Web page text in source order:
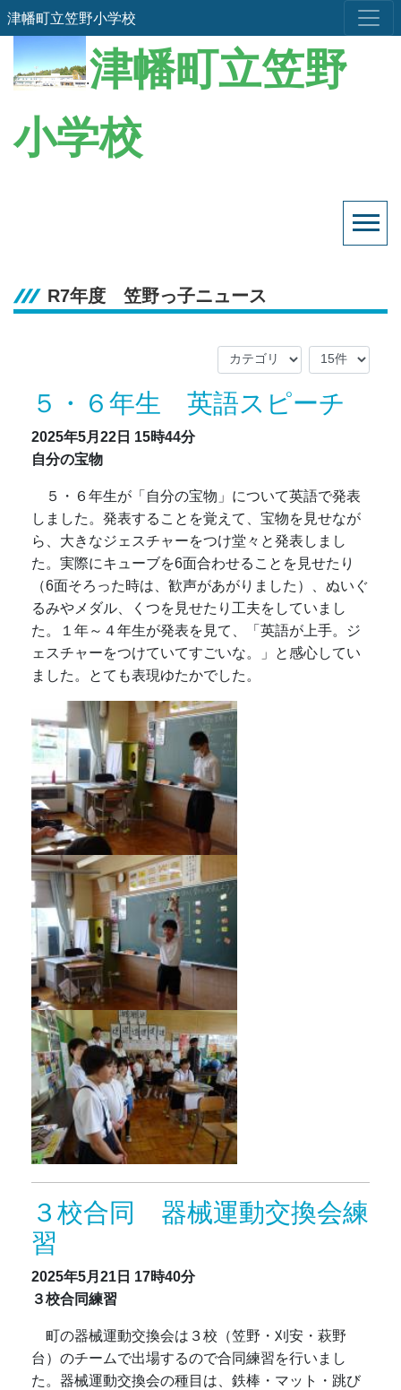
津幡町立笠野小学校
.津幡町立笠野
小学校
R7年度 笠野っ子ニュース
５・６年生 英語スピーチ
2025年5月22日 15時44分
自分の宝物
５・６年生が「自分の宝物」について英語で発表
しました。発表することを覚えて、宝物を見せなが
ら、大きなジェスチャーをつけ堂々と発表しまし
た。実際にキューブを6面合わせることを見せたり
（6面そろった時は、歓声があがりました）、ぬいぐ
るみやメダル、くつを見せたり工夫をしていまし
た。１年～４年生が発表を見て、「英語が上手。ジ
ェスチャーをつけていてすごいな。」と感心してい
ました。とても表現ゆたかでした。
３校合同 器械運動交換会練
習
2025年5月21日 17時40分
３校合同練習
町の器械運動交換会は３校（笠野・刈安・萩野
台）のチームで出場するので合同練習を行いまし
た。器械運動交換会の種目は、鉄棒・マット・跳び